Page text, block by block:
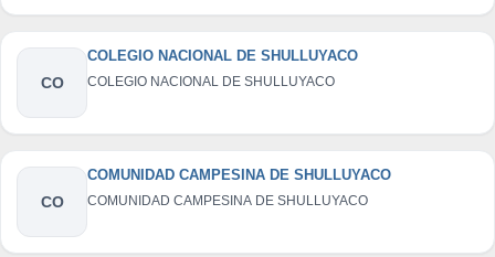
CO
COLEGIO NACIONAL DE SHULLUYACO
COLEGIO NACIONAL DE SHULLUYACO
CO
COMUNIDAD CAMPESINA DE SHULLUYACO
COMUNIDAD CAMPESINA DE SHULLUYACO